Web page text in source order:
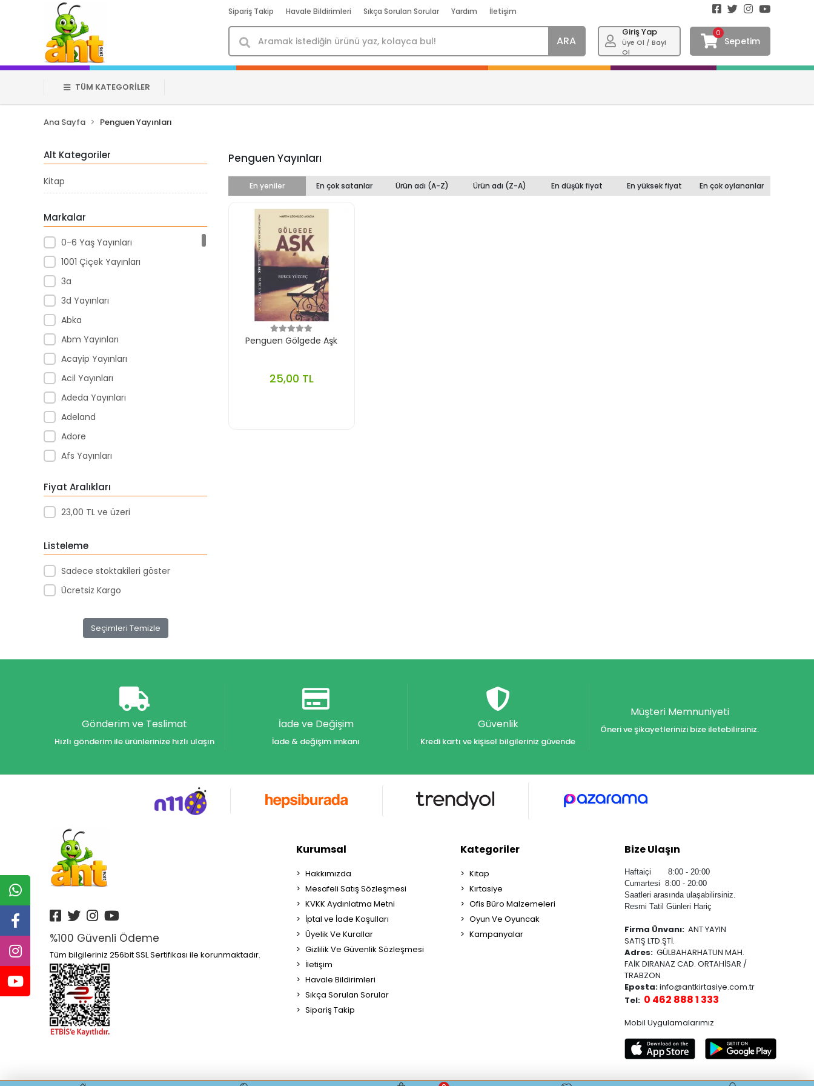
Sipariş Takip Havale Bildirimleri Sıkça Sorulan Sorular Yardım İletişim
ARA
Giriş Yap
Üye Ol / Bayi
Ol
0
Sepetim
TÜM KATEGORİLER
Ana Sayfa Penguen Yayınları
Alt Kategoriler
Kitap
Markalar
0-6 Yaş Yayınları
1001 Çiçek Yayınları
3a
3d Yayınları
Abka
Abm Yayınları
Acayip Yayınları
Acil Yayınları
Adeda Yayınları
Adeland
Adore
Afs Yayınları
Agt
Aıhao
Akar Kırtasiye
Akçağ Yayınları
Aktive Oyuncak
Alfabe Yayınları
Alpino
Alpino Çocuk Yayınları
Altın Nokta Yayınları
Altınyıldız
Anatolia Kitap Yayınları
Ankara Yayınları
Anonim Yayınları
Ant
Antik Yayınları
Antrenmanlarla Yayınları
Aperatifyayınları
Aprıl Yayınları
Fiyat Aralıkları
23,00 TL ve üzeri
Listeleme
Sadece stoktakileri göster
Ücretsiz Kargo
Seçimleri Temizle
Penguen Yayınları
En yeniler En çok satanlar Ürün adı (A-Z) Ürün adı (Z-A) En düşük fiyat En yüksek fiyat En çok oylananlar
Penguen Gölgede Aşk
25,00 TL
Gönderim ve Teslimat
Hızlı gönderim ile ürünlerinize hızlı ulaşın
İade ve Değişim
İade & değişim imkanı
Güvenlik
Kredi kartı ve kişisel bilgileriniz güvende
Müşteri Memnuniyeti
Öneri ve şikayetlerinizi bize iletebilirsiniz.
%100 Güvenli Ödeme
Tüm bilgileriniz 256bit SSL Sertifikası ile korunmaktadır.
Kurumsal
Hakkımızda
Mesafeli Satış Sözleşmesi
KVKK Aydınlatma Metni
İptal ve İade Koşulları
Üyelik Ve Kurallar
Gizlilik Ve Güvenlik Sözleşmesi
İletişim
Havale Bildirimleri
Sıkça Sorulan Sorular
Sipariş Takip
Kategoriler
Kitap
Kırtasiye
Ofis Büro Malzemeleri
Oyun Ve Oyuncak
Kampanyalar
Bize Ulaşın
Haftaiçi 8:00 - 20:00
Cumartesi 8:00 - 20:00
Saatleri arasında ulaşabilirsiniz.
Resmi Tatil Günleri Hariç
Firma Ünvanı: ANT YAYIN
SATIŞ LTD.ŞTİ.
Adres: GÜLBAHARHATUN MAH.
FAİK DIRANAZ CAD. ORTAHİSAR /
TRABZON
Eposta:info@antkirtasiye.com.tr
Tel: 0 462 888 1 333
Mobil Uygulamalarımız